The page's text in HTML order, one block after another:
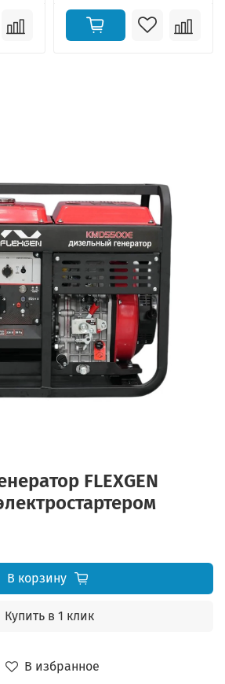
FLEXGEN
В избранное
В корзину
Купить в 1 клик